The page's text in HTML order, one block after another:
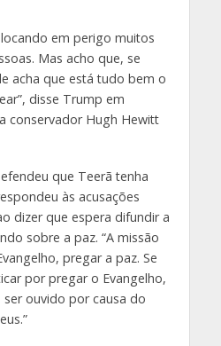
em perigo muitos
Mas acho que, se
acha que está tudo bem o
disse Trump em
conservador Hugh Hewitt
que Teerã tenha
às acusações
dizer que espera difundir a
sobre a paz. “A missão
pregar a paz. Se
por pregar o Evangelho,
ouvido por causa do